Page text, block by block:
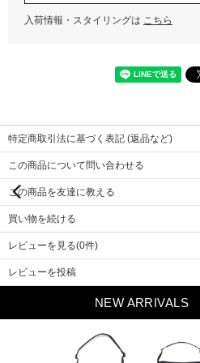
Previou
s
入荷情報・スタイリングは こちら
特定商取引法に基づく表記 (返品など)
この商品について問い合わせる
この商品を友達に教える
買い物を続ける
レビューを見る(0件)
レビューを投稿
NEW ARRIVALS